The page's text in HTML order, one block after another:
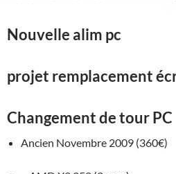
Nouvelle alim pc
projet remplacement
Changement de tour PC
Ancien Novembre 2009 (360€)